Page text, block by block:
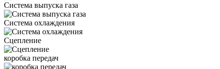
Система выпуска газа
Система охлаждения
Сцепление
коробка передач